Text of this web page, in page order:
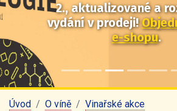
2., aktualizované a
vydání v prodeji!
e-shopu.
Úvod O víně
Vinařské akce